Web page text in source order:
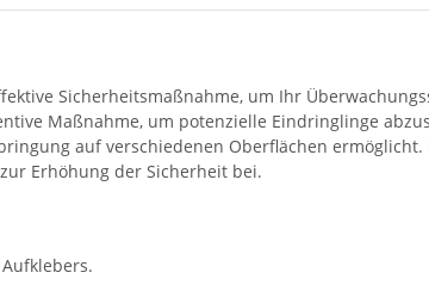
Sicherheitsmaßnahme, um Ihr
Maßnahme, um potenzielle Eindringlinge
auf verschiedenen Oberflächen
Erhöhung der Sicherheit bei.